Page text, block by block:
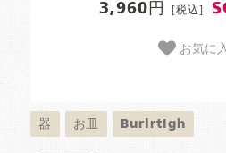
3,960円 [税込]
お気に
器 お皿 Burlrtigh